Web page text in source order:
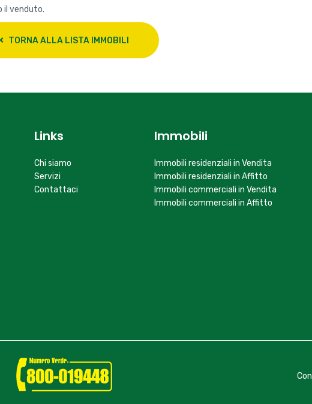
il venduto.
TORNA ALLA LISTA IMMOBILI
Links
Chi siamo
Servizi
Contattaci
Immobili
Immobili residenziali in Vendita
Immobili residenziali in Affitto
Immobili commerciali in Vendita
Immobili commerciali in Affitto